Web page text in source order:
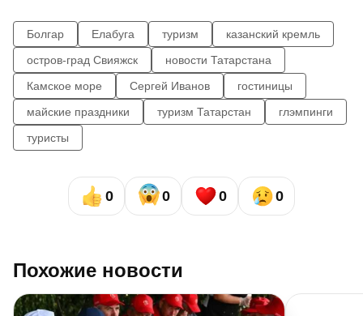
Болгар Елабуга туризм
казанский кремль
остров-град Свияжск
новости Татарстана
Камское море
Сергей Иванов
гостиницы
майские праздники
туризм Татарстан
глэмпинги
туристы
0 0 0 0
Похожие новости